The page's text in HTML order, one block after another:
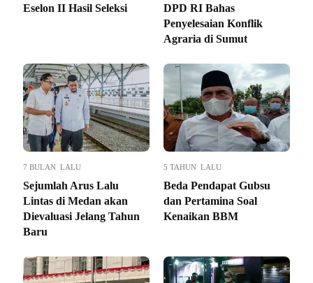
Eselon II Hasil Seleksi
DPD RI Bahas
Penyelesaian Konflik
Agraria di Sumut
7 BULAN LALU
Sejumlah Arus Lalu
Lintas di Medan akan
Dievaluasi Jelang Tahun
Baru
5 TAHUN LALU
Beda Pendapat Gubsu
dan Pertamina Soal
Kenaikan BBM